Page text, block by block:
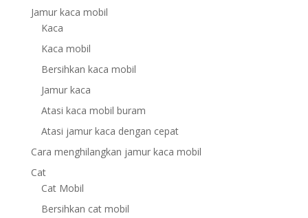
Jamur kaca mobil
Kaca
Kaca mobil
Bersihkan kaca mobil
Jamur kaca
Atasi kaca mobil buram
Atasi jamur kaca dengan cepat
Cara menghilangkan jamur kaca mobil
Cat
Cat Mobil
Bersihkan cat mobil